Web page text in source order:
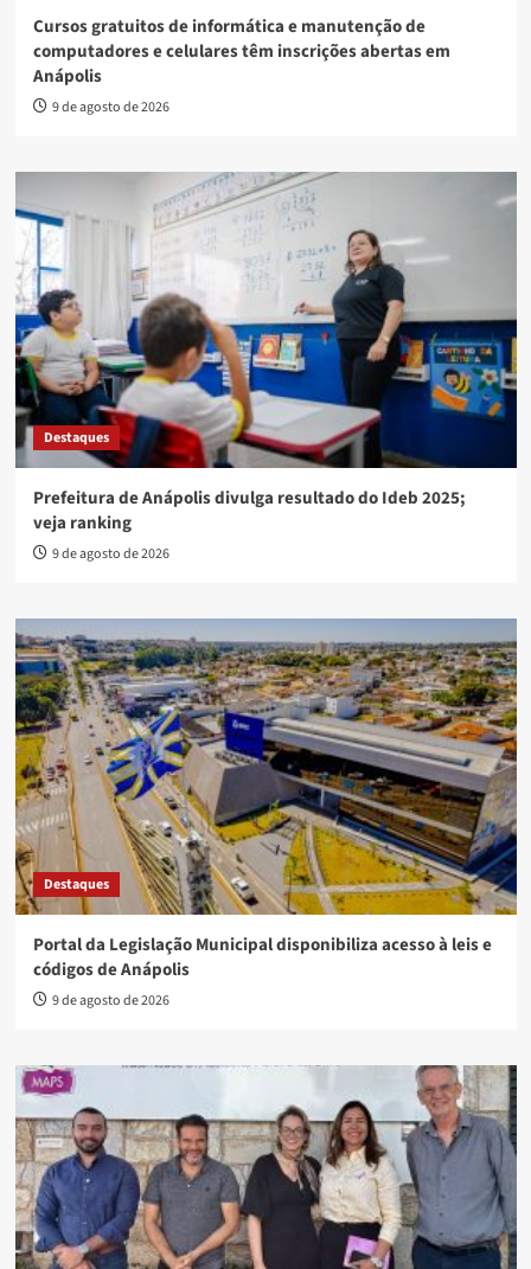
Cursos gratuitos de informática e manutenção de
computadores e celulares têm inscrições abertas em
Anápolis
9 de agosto de 2026
Destaques
Prefeitura de Anápolis divulga resultado do Ideb 2025;
veja ranking
9 de agosto de 2026
Destaques
Portal da Legislação Municipal disponibiliza acesso à leis e
códigos de Anápolis
9 de agosto de 2026